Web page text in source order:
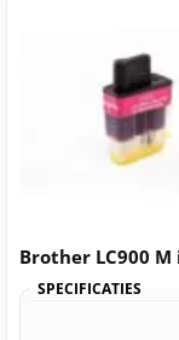
Brother LC900
SPECIFICATIES